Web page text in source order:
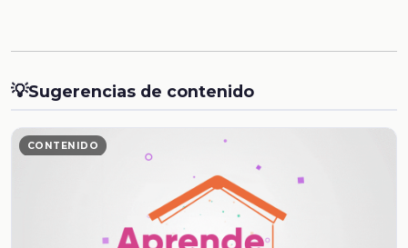
💡Sugerencias de contenido
CONTENIDO